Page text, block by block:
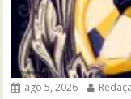
ago 5, 2026